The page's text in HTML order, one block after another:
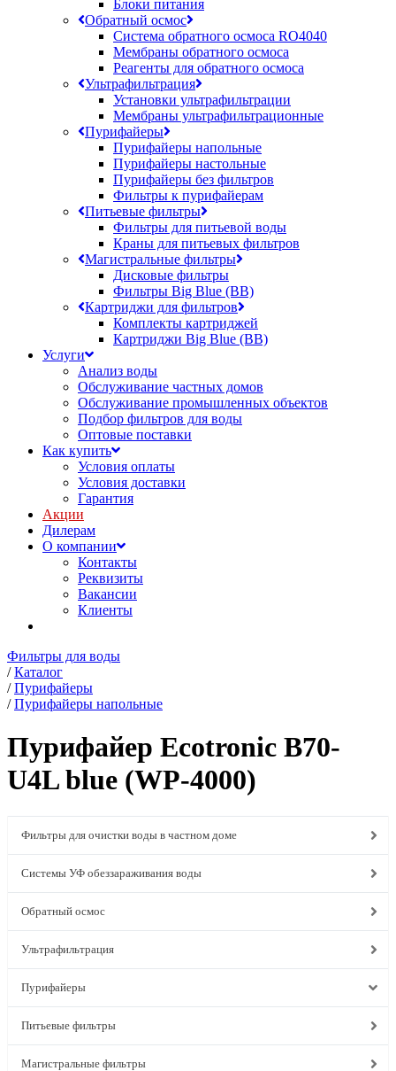
Блоки питания
Обратный осмос
Система обратного осмоса RO4040
Мембраны обратного осмоса
Реагенты для обратного осмоса
Ультрафильтрация
Установки ультрафильтрации
Мембраны ультрафильтрационные
Пурифайеры
Пурифайеры напольные
Пурифайеры настольные
Пурифайеры без фильтров
Фильтры к пурифайерам
Питьевые фильтры
Фильтры для питьевой воды
Краны для питьевых фильтров
Магистральные фильтры
Дисковые фильтры
Фильтры Big Blue (BB)
Картриджи для фильтров
Комплекты картриджей
Картриджи Big Blue (BB)
Услуги
Анализ воды
Обслуживание частных домов
Обслуживание промышленных объектов
Подбор фильтров для воды
Оптовые поставки
Как купить
Условия оплаты
Условия доставки
Гарантия
Акции
Дилерам
О компании
Контакты
Реквизиты
Вакансии
Клиенты
Фильтры для воды
/ Каталог
/ Пурифайеры
/ Пурифайеры напольные
Пурифайер Ecotronic B70-
U4L blue (WP-4000)
Фильтры для очистки воды в частном доме
Системы УФ обеззараживания воды
Обратный осмос
Ультрафильтрация
Пурифайеры
Питьевые фильтры
Магистральные фильтры